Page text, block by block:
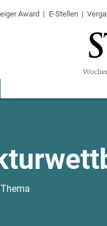
Award E-Stellen